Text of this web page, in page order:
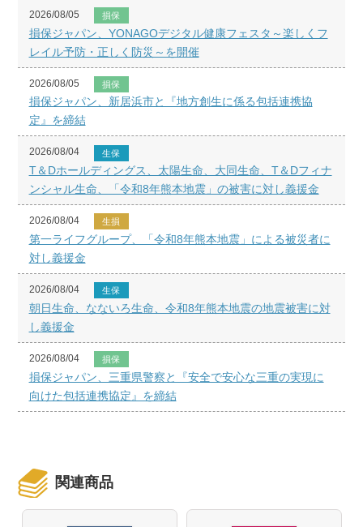
2026/08/05 損保
損保ジャパン、YONAGOデジタル健康フェスタ～楽しくフ
レイル予防・正しく防災～を開催
2026/08/05 損保
損保ジャパン、新居浜市と『地方創生に係る包括連携協
定』を締結
2026/08/04 生保
T＆Dホールディングス、太陽生命、大同生命、T＆Dフィナ
ンシャル生命、「令和8年熊本地震」の被害に対し義援金
2026/08/04 生損
第一ライフグループ、「令和8年熊本地震」による被災者に
対し義援金
2026/08/04 生保
朝日生命、なないろ生命、令和8年熊本地震の地震被害に対
し義援金
2026/08/04 損保
損保ジャパン、三重県警察と『安全で安心な三重の実現に
向けた包括連携協定』を締結
関連商品